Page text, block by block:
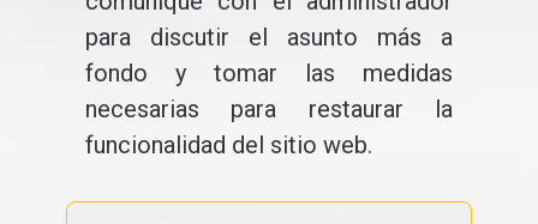
para discutir el asunto más a
fondo y tomar las medidas
necesarias para restaurar la
funcionalidad del sitio web.